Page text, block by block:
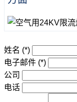
姓名 (*)
电子邮件 (*)
公司
电话